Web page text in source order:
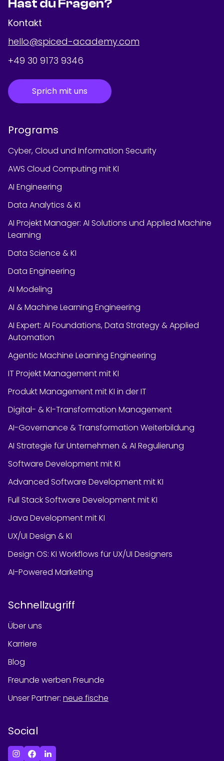
Hast du Fragen?
Kontakt
hello@spiced-academy.com
+49 30 9173 9346
Sprich mit uns
Programs
Cyber, Cloud und Information Security
AWS Cloud Computing mit KI
AI Engineering
Data Analytics & KI
AI Projekt Manager: AI Solutions und Applied Machine
Learning
Data Science & KI
Data Engineering
AI Modeling
AI & Machine Learning Engineering
AI Expert: AI Foundations, Data Strategy & Applied
Automation
Agentic Machine Learning Engineering
IT Projekt Management mit KI
Produkt Management mit KI in der IT
Digital- & KI-Transformation Management
AI-Governance & Transformation Weiterbildung
AI Strategie für Unternehmen & AI Regulierung
Software Development mit KI
Advanced Software Development mit KI
Full Stack Software Development mit KI
Java Development mit KI
UX/UI Design & KI
Design OS: KI Workflows für UX/UI Designers
AI-Powered Marketing
Schnellzugriff
Über uns
Karriere
Blog
Freunde werben Freunde
Unser Partner: neue fische
Social